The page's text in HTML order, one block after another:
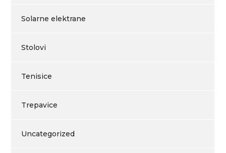
Solarne elektrane
Stolovi
Tenisice
Trepavice
Uncategorized